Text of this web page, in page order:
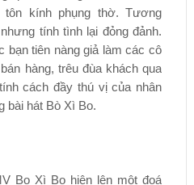
kính phụng thờ. Tương
tính tình lại đỏng đảnh.
bạn tiên nàng giả làm các cô
hàng, trêu đùa khách qua
cách đầy thú vị của nhân
bài hát Bò Xì Bo.
Bo Xì Bo hiện lên một đoá